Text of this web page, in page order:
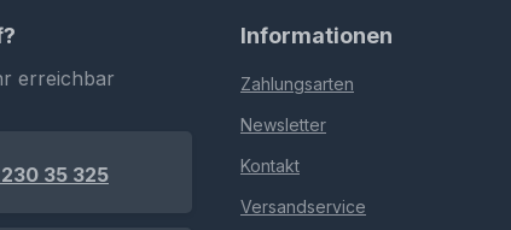
erreichbar
35 325
Informationen
Zahlungsarten
Newsletter
Kontakt
Versandservice